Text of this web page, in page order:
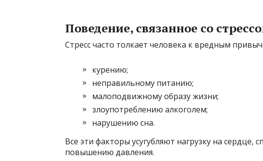
Поведение, связанное со
Стресс часто толкает человека к вредным
курению;
неправильному питанию;
малоподвижному образу жизни;
злоупотреблению алкоголем;
нарушению сна.
Все эти факторы усугубляют нагрузку на
повышению давления.